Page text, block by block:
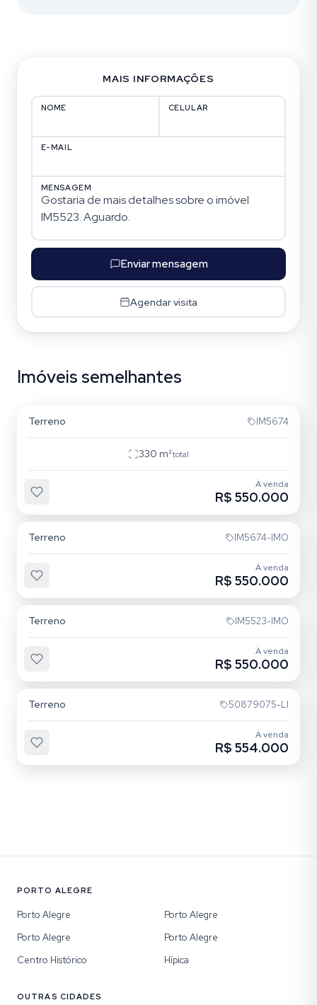
MAIS INFORMAÇÕES
NOME CELULAR
E-MAIL
MENSAGEM
Enviar mensagem
Agendar visita
Imóveis semelhantes
Vila Ipiranga
Terreno IM5674
330 m²total
À venda
R$ 550.000
Terreno IM5674-IMO
À venda
R$ 550.000
Terreno IM5523-IMO
À venda
R$ 550.000
Terreno 50879075-LI
À venda
R$ 554.000
PORTO ALEGRE
Porto Alegre
Porto Alegre
Porto Alegre
Porto Alegre
Centro Histórico
Hípica
OUTRAS CIDADES